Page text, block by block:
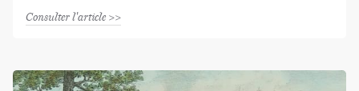
Consulter l'article